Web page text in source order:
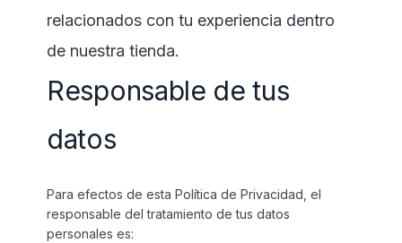
relacionados con tu experiencia dentro
de nuestra tienda.
Responsable de tus
datos
Para efectos de esta Política de Privacidad, el
responsable del tratamiento de tus datos
personales es: